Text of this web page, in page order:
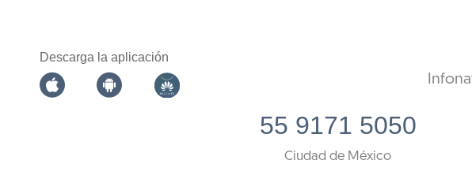
Descarga la aplicación
55 9171 5050
Ciudad de México